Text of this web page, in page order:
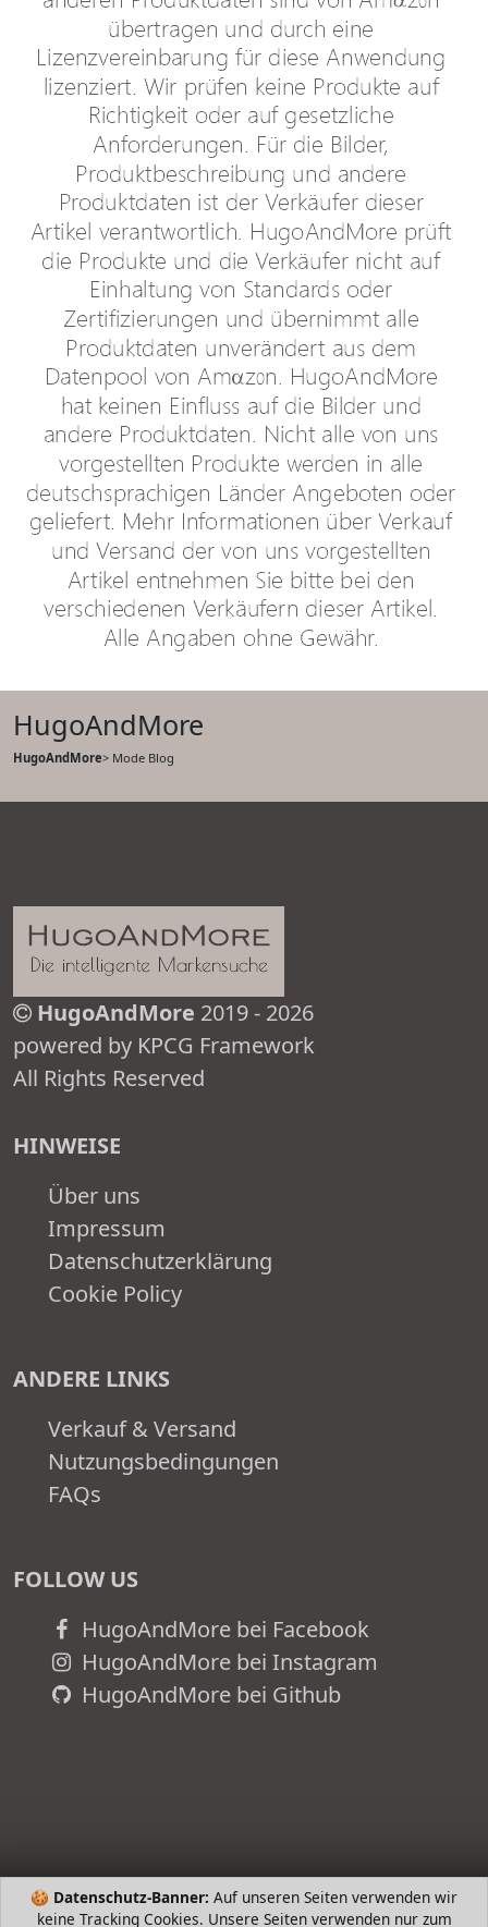
HugoAndMore
HugoAndMore> Mode Blog
🍪 Datenschutz-Banner: Auf unseren Seiten verwenden wir
keine Tracking Cookies. Unsere Seiten verwenden nur zum
HugoAndMore 2019 - 2026
powered by KPCG Framework
All Rights Reserved
HINWEISE
Über uns
Impressum
Datenschutzerklärung
Cookie Policy
ANDERE LINKS
Verkauf & Versand
Nutzungsbedingungen
FAQs
FOLLOW US
HugoAndMore bei Facebook
HugoAndMore bei Instagram
HugoAndMore bei Github